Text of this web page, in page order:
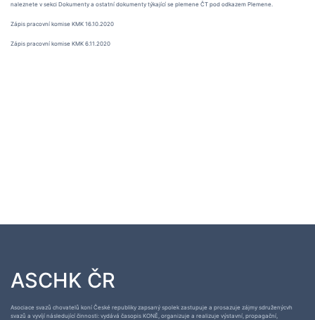
naleznete v sekci Dokumenty a ostatní dokumenty týkající se plemene ČT pod odkazem Plemene.
Zápis pracovní komise KMK 16.10.2020
Zápis pracovní komise KMK 6.11.2020
ASCHK ČR
Asociace svazů chovatelů koní České republiky zapsaný spolek zastupuje a prosazuje zájmy sdruženýcvh
svazů a vyvíjí následující činnosti: vydává časopis KONĚ, organizuje a realizuje výstavní, propagační,